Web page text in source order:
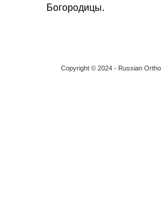
Богородицы.
Copyright © 2024 - Russian